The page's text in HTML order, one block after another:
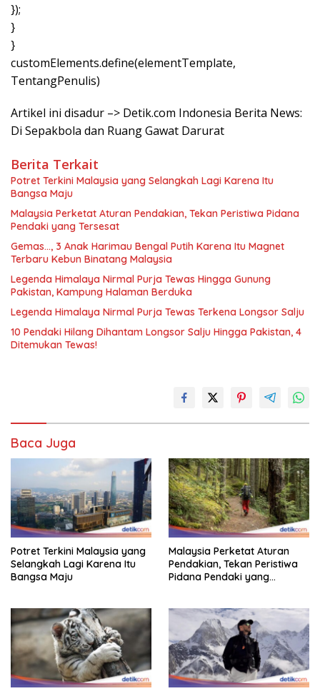
});
}
}
customElements.define(elementTemplate,
TentangPenulis)
Artikel ini disadur –> Detik.com Indonesia Berita News:
Di Sepakbola dan Ruang Gawat Darurat
Berita Terkait
Potret Terkini Malaysia yang Selangkah Lagi Karena Itu
Bangsa Maju
Malaysia Perketat Aturan Pendakian, Tekan Peristiwa Pidana
Pendaki yang Tersesat
Gemas…, 3 Anak Harimau Bengal Putih Karena Itu Magnet
Terbaru Kebun Binatang Malaysia
Legenda Himalaya Nirmal Purja Tewas Hingga Gunung
Pakistan, Kampung Halaman Berduka
Legenda Himalaya Nirmal Purja Tewas Terkena Longsor Salju
10 Pendaki Hilang Dihantam Longsor Salju Hingga Pakistan, 4
Ditemukan Tewas!
Baca Juga
Potret Terkini Malaysia yang
Selangkah Lagi Karena Itu
Bangsa Maju
Malaysia Perketat Aturan
Pendakian, Tekan Peristiwa
Pidana Pendaki yang